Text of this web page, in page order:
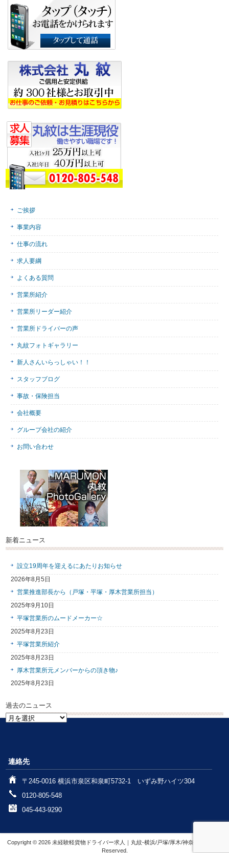
ご挨拶
事業内容
仕事の流れ
求人要綱
よくある質問
営業所紹介
営業所リーダー紹介
営業所ドライバーの声
丸紋フォトギャラリー
新人さんいらっしゃい！！
スタッフブログ
事故・保険担当
会社概要
グループ会社の紹介
お問い合わせ
新着ニュース
設立19周年を迎えるにあたりお知らせ
2026年8月5日
営業推進部長から（戸塚・平塚・厚木営業所担当）
2025年9月10日
平塚営業所のムードメーカー☆
2025年8月23日
平塚営業所紹介
2025年8月23日
厚木営業所元メンバーからの頂き物♪
2025年8月23日
過去のニュース
過
ー
連絡先
〒245-0016 横浜市泉区和泉町5732-1 いずみ野ハイツ304
0120-805-548
045-443-9290
Copyright © 2026 未経験軽貨物ドライバー求人｜丸紋-横浜/戸塚/厚木/神奈川 All rights
Reserved.